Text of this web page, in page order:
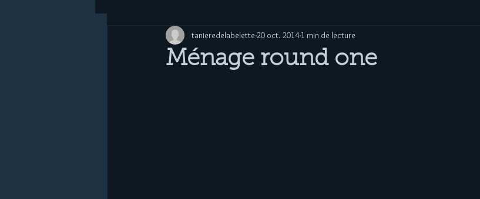
Ménage round one
tanieredelabelette 20 oct. 2014 1 min de lecture